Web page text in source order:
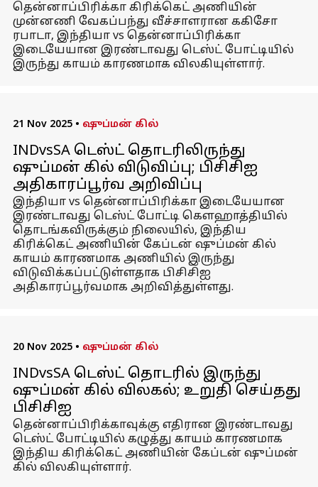
தென்னாப்பிரிக்கா கிரிக்கெட் அணியின்
முன்னணி வேகப்பந்து வீச்சாளரான ககிசோ
ரபாடா, இந்தியா vs தென்னாப்பிரிக்கா
இடையேயான இரண்டாவது டெஸ்ட் போட்டியில்
இருந்து காயம் காரணமாக விலகியுள்ளார்.
21 Nov 2025 • ஷுப்மன் கில்
INDvsSA டெஸ்ட் தொடரிலிருந்து
ஷுப்மன் கில் விடுவிப்பு; பிசிசிஐ
அதிகாரப்பூர்வ அறிவிப்பு
இந்தியா vs தென்னாப்பிரிக்கா இடையேயான
இரண்டாவது டெஸ்ட் போட்டி கௌஹாத்தியில்
தொடங்கவிருக்கும் நிலையில், இந்திய
கிரிக்கெட் அணியின் கேப்டன் ஷுப்மன் கில்
காயம் காரணமாக அணியில் இருந்து
விடுவிக்கப்பட்டுள்ளதாக பிசிசிஐ
அதிகாரப்பூர்வமாக அறிவித்துள்ளது.
20 Nov 2025 • ஷுப்மன் கில்
INDvsSA டெஸ்ட் தொடரில் இருந்து
ஷுப்மன் கில் விலகல்; உறுதி செய்தது
பிசிசிஐ
தென்னாப்பிரிக்காவுக்கு எதிரான இரண்டாவது
டெஸ்ட் போட்டியில் கழுத்து காயம் காரணமாக
இந்திய கிரிக்கெட் அணியின் கேப்டன் ஷுப்மன்
கில் விலகியுள்ளார்.